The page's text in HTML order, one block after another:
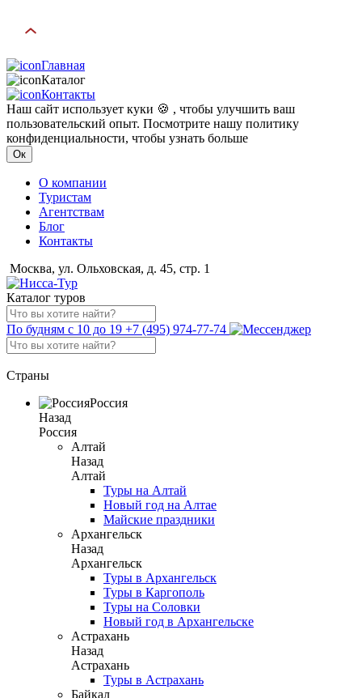
Главная
Каталог
Контакты
Наш сайт использует куки 🍪 , чтобы улучшить ваш
пользовательский опыт. Посмотрите нашу политику
конфиденциальности, чтобы узнать больше
Ок
О компании
Туристам
Агентствам
Блог
Контакты
Москва, ул. Ольховская, д. 45, стр. 1
Каталог туров
По будням с 10 до 19 +7 (495) 974-77-74
Страны
Россия
Назад
Россия
Алтай
Назад
Алтай
Туры на Алтай
Новый год на Алтае
Майские праздники
Архангельск
Назад
Архангельск
Туры в Архангельск
Туры в Каргополь
Туры на Соловки
Новый год в Архангельске
Астрахань
Назад
Астрахань
Туры в Астрахань
Байкал